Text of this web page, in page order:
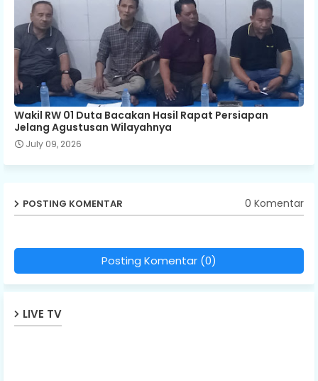
Wakil RW 01 Duta Bacakan Hasil Rapat Persiapan
Jelang Agustusan Wilayahnya
July 09, 2026
POSTING KOMENTAR 0 Komentar
Posting Komentar (0)
LIVE TV